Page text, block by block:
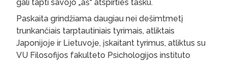
gali tapti savojo „aš“ atspirties tašku.
Paskaita grindžiama daugiau nei dešimtmetį
trunkančiais tarptautiniais tyrimais, atliktais
Japonijoje ir Lietuvoje, įskaitant tyrimus, atliktus su
VU Filosofijos fakulteto Psichologijos instituto